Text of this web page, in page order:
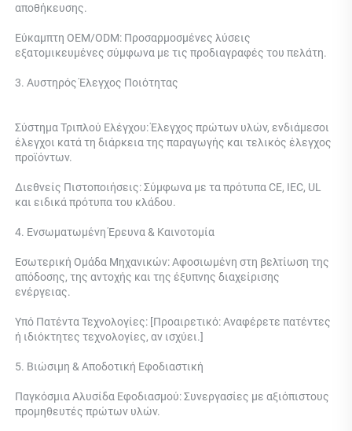
αποθήκευσης.
Εύκαμπτη OEM/ODM: Προσαρμοσμένες λύσεις
εξατομικευμένες σύμφωνα με τις προδιαγραφές του πελάτη.
3. Αυστηρός Έλεγχος Ποιότητας
Σύστημα Τριπλού Ελέγχου: Έλεγχος πρώτων υλών, ενδιάμεσοι
έλεγχοι κατά τη διάρκεια της παραγωγής και τελικός έλεγχος
προϊόντων.
Διεθνείς Πιστοποιήσεις: Σύμφωνα με τα πρότυπα CE, IEC, UL
και ειδικά πρότυπα του κλάδου.
4. Ενσωματωμένη Έρευνα & Καινοτομία
Εσωτερική Ομάδα Μηχανικών: Αφοσιωμένη στη βελτίωση της
απόδοσης, της αντοχής και της έξυπνης διαχείρισης
ενέργειας.
Υπό Πατέντα Τεχνολογίες: [Προαιρετικό: Αναφέρετε πατέντες
ή ιδιόκτητες τεχνολογίες, αν ισχύει.]
5. Βιώσιμη & Αποδοτική Εφοδιαστική
Παγκόσμια Αλυσίδα Εφοδιασμού: Συνεργασίες με αξιόπιστους
προμηθευτές πρώτων υλών.